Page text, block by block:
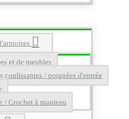
et de meubles
coulissantes / poignées d'entrée
/ Crochet à manteau